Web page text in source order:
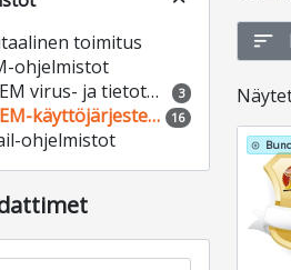
toimitus
ohjelmistot
virus- ja tietoturvaohjelmat 3
käyttöjärjestelmät 16
ohjelmistot
sort
add_circle_outline